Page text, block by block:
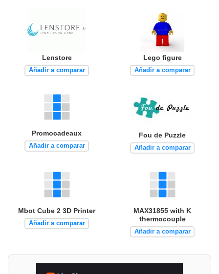
Lenstore
Añadir a comparar
Lego figure
Añadir a comparar
Promocadeaux
Añadir a comparar
Fou de Puzzle
Añadir a comparar
Mbot Cube 2 3D Printer
Añadir a comparar
MAX31855 with K
thermocouple
Añadir a comparar